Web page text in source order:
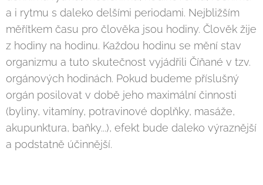
a i rytmu s daleko delšími periodami. Nejbližším
měřítkem času pro člověka jsou hodiny. Člověk žije
z hodiny na hodinu. Každou hodinu se mění stav
organizmu a tuto skutečnost vyjádřili Číňané v tzv.
orgánových hodinách. Pokud budeme příslušný
orgán posilovat v době jeho maximální činnosti
(byliny, vitamíny, potravinové doplňky, masáže,
akupunktura, baňky...), efekt bude daleko výraznější
a podstatně účinnější.